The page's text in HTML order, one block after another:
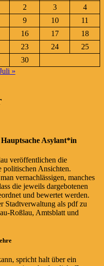
2 3
4
9 10
11
16 17
18
23 24
25
30
»
Asylant*in
veröffentlichen die
politischen Ansichten.
vernachlässigen, manches
die jeweils dargebotenen
und bewertet werden.
Stadtverwaltung als pdf zu
Roßlau, Amtsblatt und
spricht halt über ein